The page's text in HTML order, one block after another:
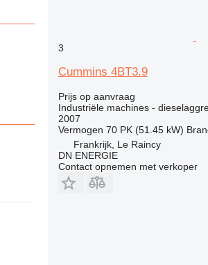
3
Cummins 4BT3.9
Prijs op aanvraag
Industriële machines -
2007
Vermogen 70 PK (51.45 kW)
Frankrijk, Le Raincy
DN ENERGIE
Contact opnemen met verkoper